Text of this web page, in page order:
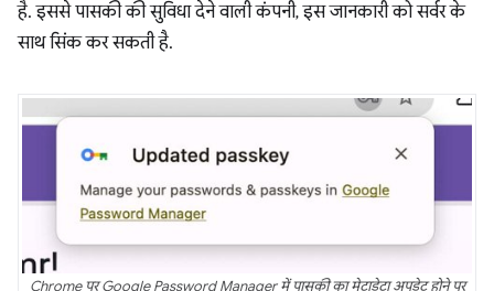
है. इससे पासकी की सुविधा देने वाली कंपनी, इस जानकारी को सर्वर के
साथ सिंक कर सकती है.
Chrome पर Google Password Manager में पासकी का मेटाडेटा अपडेट होने पर